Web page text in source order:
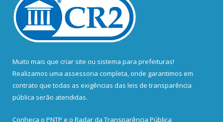
Muito mais que criar site ou sistema para prefeituras!
Realizamos uma assessoria completa, onde garantimos em
contrato que todas as exigências das leis de transparência
pública serão atendidas.
Conheça o PNTP e o Radar da Transparência Pública